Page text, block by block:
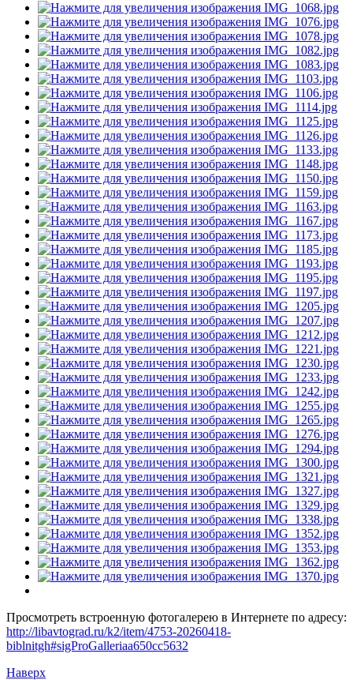
Просмотреть встроенную фотогалерею в Интернете по адресу:
http://libavtograd.ru/k2/item/4753-20260418-
biblnitgh#sigProGalleriaa650cc5632
Наверх